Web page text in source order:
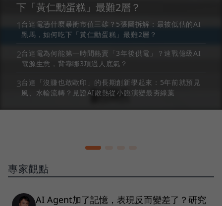
下「黃仁勳蛋糕」最難2層？
1 台達電憑什麼暴衝市值三雄？5張圖拆解：最被低估的AI
黑馬，如何吃下「黃仁勳蛋糕」最難2層？
2台達電為何能第一時間熱賣「3年後供電」？速戰億級AI
電源生意，背靠哪3項過人底氣？
3台達「沒賺也敢歐印」的長期創新學起來：5年前就預見
風、水輪流轉？見證AI散熱從小臨演變最夯綠葉
專家觀點
AI Agent加了記憶，表現反而變差了？研究